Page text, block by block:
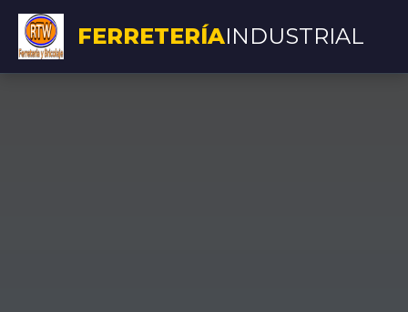
FERRETERÍAINDUSTRIAL